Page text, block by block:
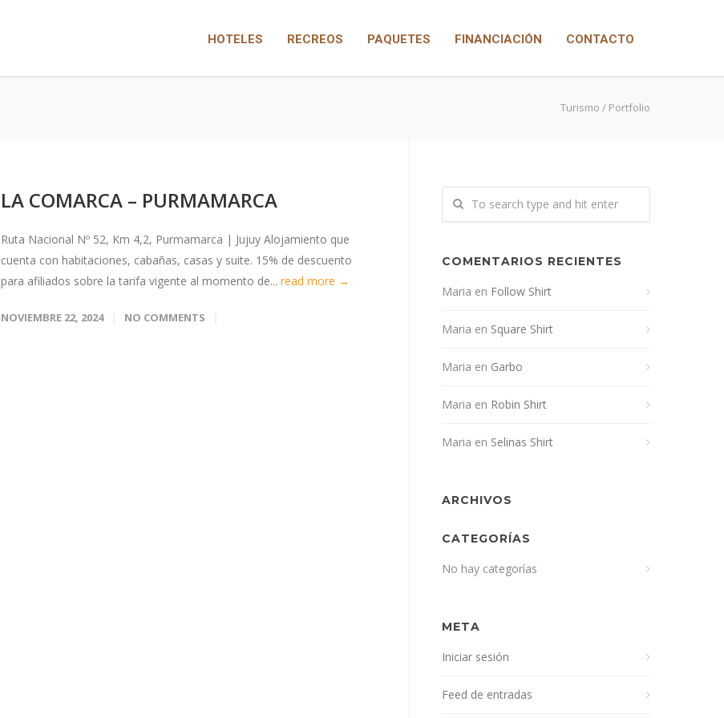
HOTELES RECREOS PAQUETES FINANCIACIÓN CONTACTO
Turismo / Portfolio
LA COMARCA – PURMAMARCA
Ruta Nacional Nº 52, Km 4,2, Purmamarca | Jujuy Alojamiento que
cuenta con habitaciones, cabañas, casas y suite. 15% de descuento
para afiliados sobre la tarifa vigente al momento de... read more →
NOVIEMBRE 22, 2024 NO COMMENTS
COMENTARIOS RECIENTES
Maria en Follow Shirt
Maria en Square Shirt
Maria en Garbo
Maria en Robin Shirt
Maria en Selinas Shirt
ARCHIVOS
CATEGORÍAS
No hay categorías
META
Iniciar sesión
Feed de entradas